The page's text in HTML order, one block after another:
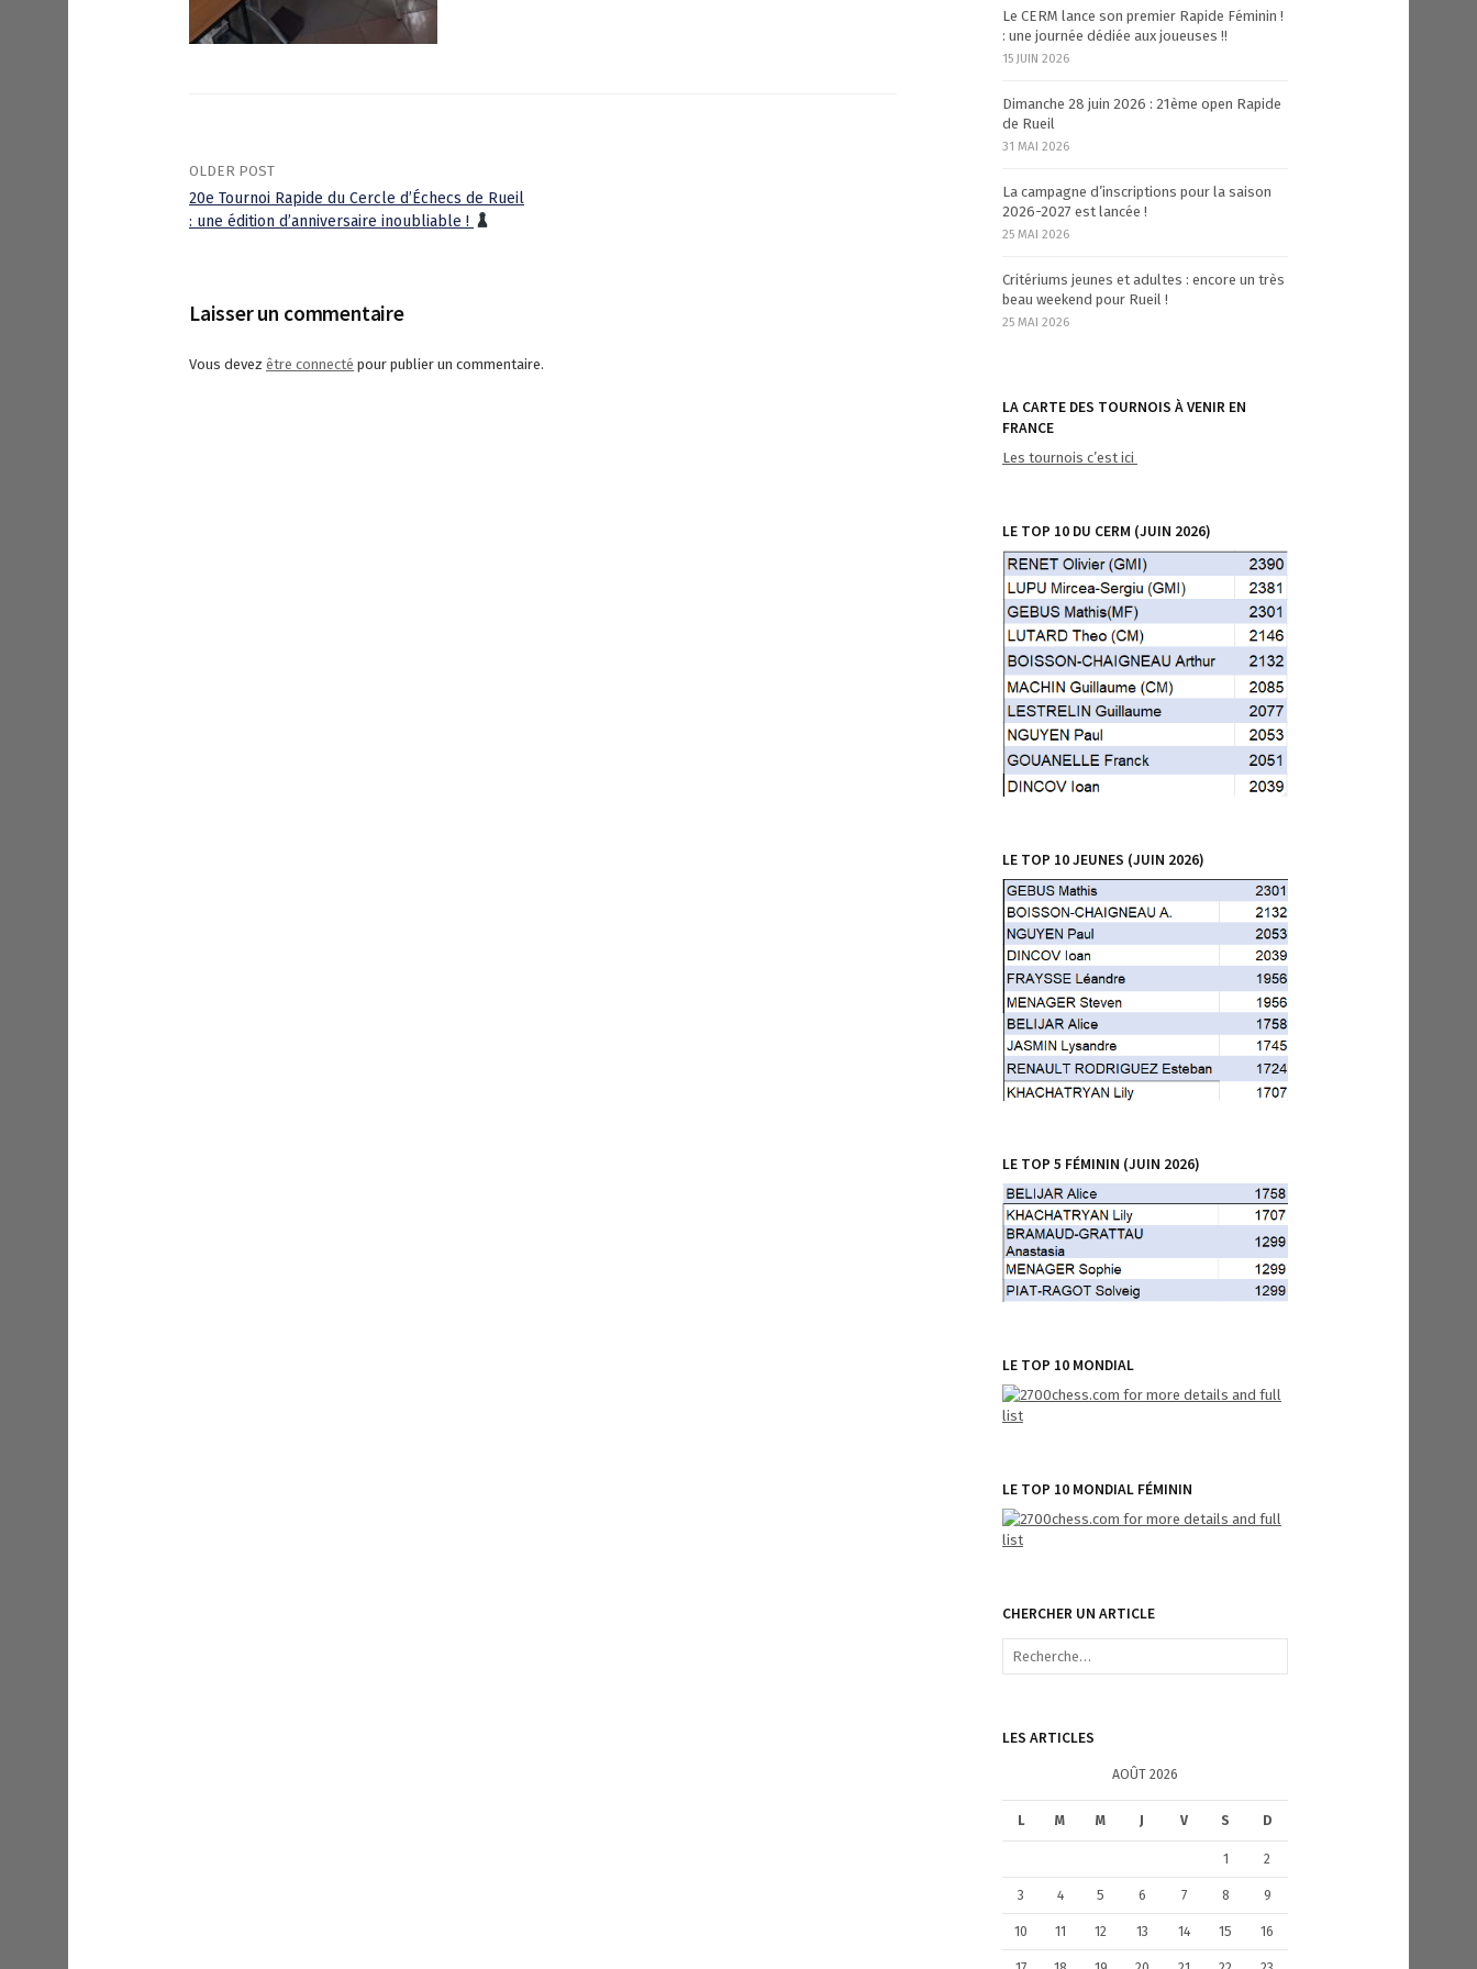
s
t
OLDER POST
20e Tournoi Rapide du Cercle d’Échecs de Rueil
: une édition d’anniversaire inoubliable !
Laisser un commentaire
Vous devez être connecté pour publier un commentaire.
Le CERM lance son premier Rapide Féminin !
: une journée dédiée aux joueuses !!
15 JUIN 2026
Dimanche 28 juin 2026 : 21ème open Rapide
de Rueil
31 MAI 2026
La campagne d’inscriptions pour la saison
2026-2027 est lancée !
25 MAI 2026
Critériums jeunes et adultes : encore un très
beau weekend pour Rueil !
25 MAI 2026
LA CARTE DES TOURNOIS À VENIR EN
FRANCE
Les tournois c’est ici
LE TOP 10 DU CERM (JUIN 2026)
LE TOP 10 JEUNES (JUIN 2026)
LE TOP 5 FÉMININ (JUIN 2026)
LE TOP 10 MONDIAL
LE TOP 10 MONDIAL FÉMININ
CHERCHER UN ARTICLE
R
r
:
LES ARTICLES
AOÛT 2026
L M M J V S D
1 2
3 4 5 6 7 8 9
10 11 12 13 14 15 16